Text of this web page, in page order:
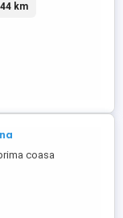
el. , oglinzi el.,
centralizată, rd cd.,
Mai multe detalii la
km
coasa